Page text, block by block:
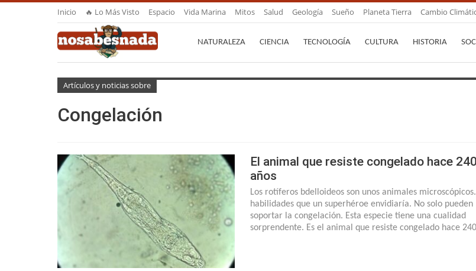
Inicio 🔥 Lo Más Visto Espacio Vida Marina Mitos Salud Geología Sueño Planeta Tierra Cambio
NATURALEZA CIENCIA TECNOLOGÍA CULTURA HISTORIA
Artículos y noticias sobre
Congelación
El animal que resiste congelado hace
años
Los rotíferos bdelloideos son unos animales
habilidades que un superhéroe envidiaría. No solo pueden
soportar la congelación. Esta especie tiene una cualidad
sorprendente. Es el animal que resiste congelado hace